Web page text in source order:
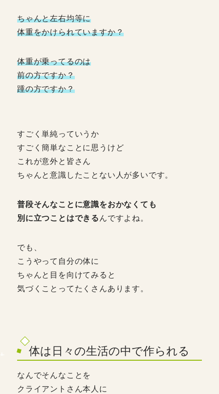
ちゃんと左右均等に
体重をかけられていますか？
体重が乗ってるのは
前の方ですか？
踵の方ですか？
すごく単純っていうか
すごく簡単なことに思うけど
これが意外と皆さん
ちゃんと意識したことない人が多いです。
普段そんなことに意識をおかなくても
別に立つことはできる んですよね。
でも、
こうやって自分の体に
ちゃんと目を向けてみると
気づくことってたくさんあります。
体は日々の生活の中で作られる
なんでそんなことを
クライアントさん本人に